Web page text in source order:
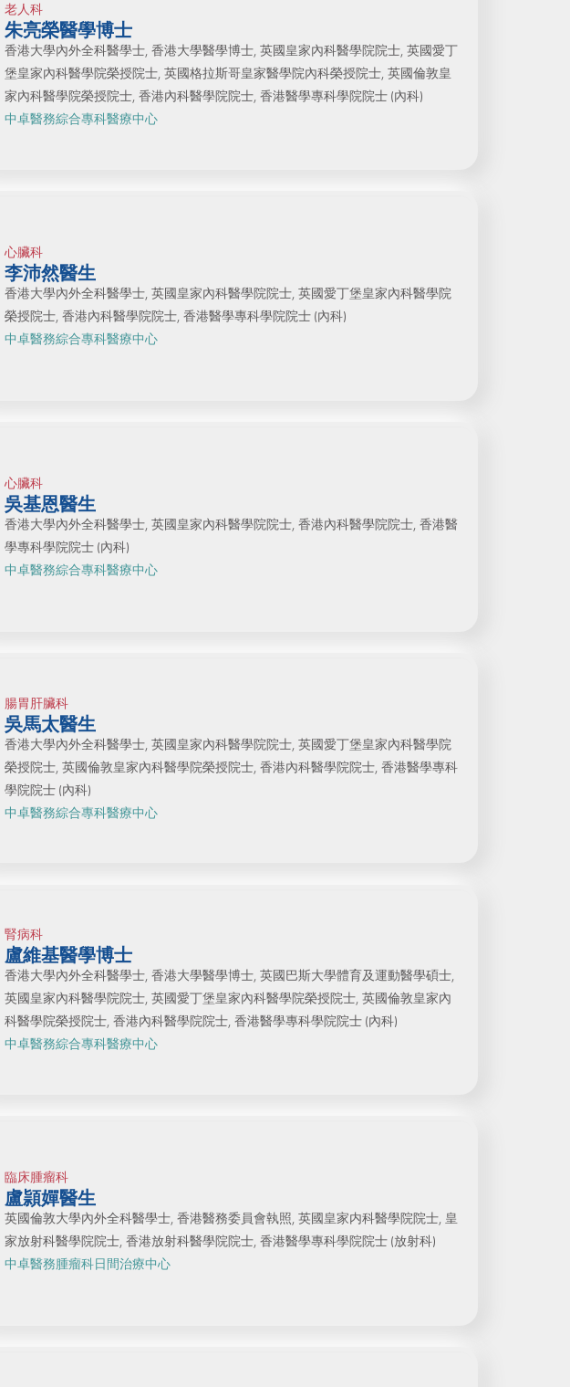
老人科
朱亮榮醫學博士
香港大學內外全科醫學士, 香港大學醫學博士, 英國皇家內科醫學院院士, 英國愛丁
堡皇家內科醫學院榮授院士, 英國格拉斯哥皇家醫學院內科榮授院士, 英國倫敦皇
家內科醫學院榮授院士, 香港內科醫學院院士, 香港醫學專科學院院士 (內科)
中卓醫務綜合專科醫療中心
心臟科
李沛然醫生
香港大學內外全科醫學士, 英國皇家內科醫學院院士, 英國愛丁堡皇家內科醫學院
榮授院士, 香港內科醫學院院士, 香港醫學專科學院院士 (內科)
中卓醫務綜合專科醫療中心
心臟科
吳基恩醫生
香港大學內外全科醫學士, 英國皇家內科醫學院院士, 香港內科醫學院院士, 香港醫
學專科學院院士 (內科)
中卓醫務綜合專科醫療中心
腸胃肝臟科
吳馬太醫生
香港大學內外全科醫學士, 英國皇家內科醫學院院士, 英國愛丁堡皇家內科醫學院
榮授院士, 英國倫敦皇家內科醫學院榮授院士, 香港內科醫學院院士, 香港醫學專科
學院院士 (內科)
中卓醫務綜合專科醫療中心
腎病科
盧維基醫學博士
香港大學內外全科醫學士, 香港大學醫學博士, 英國巴斯大學體育及運動醫學碩士,
英國皇家內科醫學院院士, 英國愛丁堡皇家內科醫學院榮授院士, 英國倫敦皇家內
科醫學院榮授院士, 香港內科醫學院院士, 香港醫學專科學院院士 (內科)
中卓醫務綜合專科醫療中心
臨床腫瘤科
盧頴嬋醫生
英國倫敦大學內外全科醫學士, 香港醫務委員會執照, 英國皇家内科醫學院院士, 皇
家放射科醫學院院士, 香港放射科醫學院院士, 香港醫學專科學院院士 (放射科)
中卓醫務腫瘤科日間治療中心